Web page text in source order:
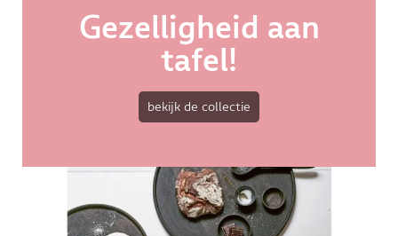
Gezelligheid aan
tafel!
bekijk de collectie